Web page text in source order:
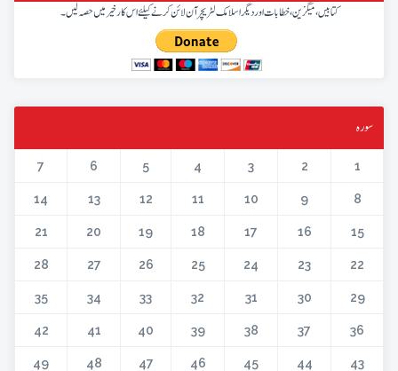
کتابیں، میگزین، خطابات اور دیگر اسلامک لٹریچر آن لائن کرنے کیلئے اس کار خیر میں حصہ لیں۔
سورہ
1
2
3
4
5
6
7
8
9
10
11
12
13
14
15
16
17
18
19
20
21
22
23
24
25
26
27
28
29
30
31
32
33
34
35
36
37
38
39
40
41
42
43
44
45
46
47
48
49